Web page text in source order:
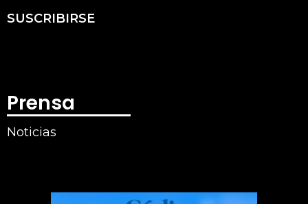
SUSCRIBIRSE
Prensa
Noticias